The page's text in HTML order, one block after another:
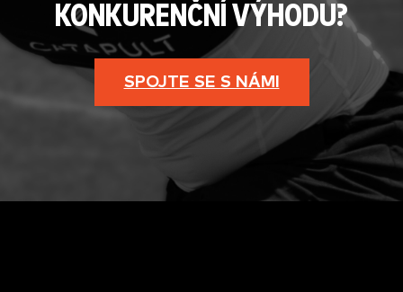
KONKURENČNÍ VÝHODU?
SPOJTE SE S NÁMI